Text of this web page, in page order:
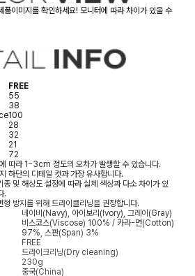
품이미지를 확인하세요! 모니터에 따라 차이가 있을 수
FREE
55
38
100
28
32
21
72
따라 1~3cm 정도의 오차가 발생할 수 있습니다.
하단의 디테일 컷과 가장 유사합니다.
및 해상도 설정에 따라 실제 색상과 다소 차이가 있
.
방지를 위해 드라이클리닝을 권장합니다.
네이비(Navy), 아이보리(Ivory), 그레이(Gray)
비스코스(Viscose) 100% / 카라-면(Cotton)
97%, 스판(Span) 3%
FREE
드라이크리닝(Dry cleaning)
230g
중국(China)